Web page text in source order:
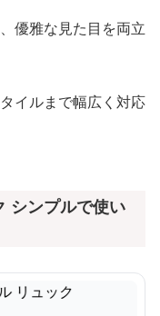
優雅な見た目を両立
イルまで幅広く対応
シンプルで使い